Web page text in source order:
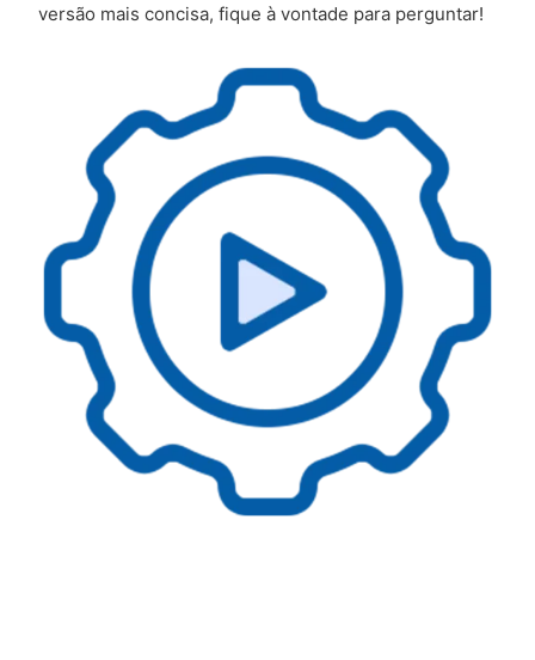
versão mais concisa, fique à vontade para perguntar!